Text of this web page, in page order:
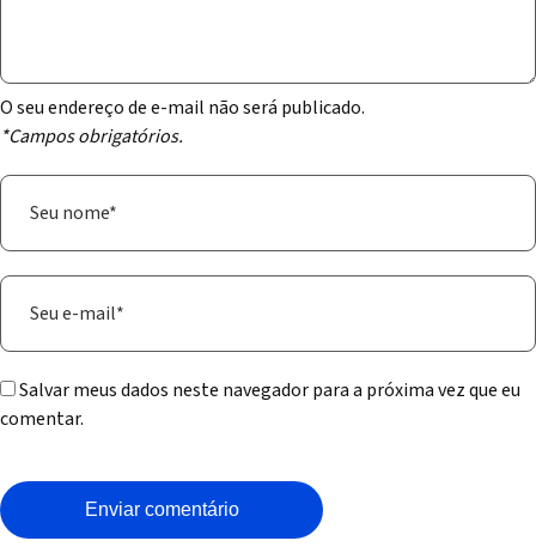
O seu endereço de e-mail não será publicado.
*Campos obrigatórios.
Salvar meus dados neste navegador para a próxima vez que eu
comentar.